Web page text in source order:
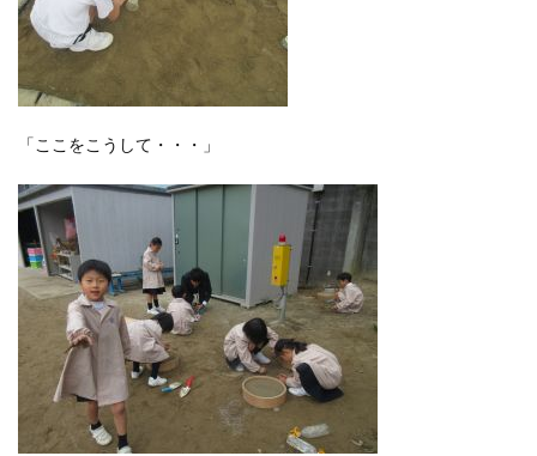
「ここをこうして・・・」